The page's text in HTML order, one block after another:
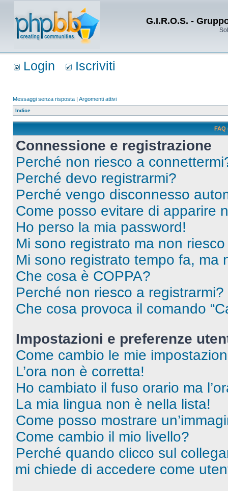
G.I.R.O.S. -
Login Iscriviti
Messaggi senza risposta | Argomenti attivi
Indice
FAQ
Connessione e registrazione
Perché non riesco a
Perché devo registrarmi?
Perché vengo disconnesso
Come posso evitare di apparire
Ho perso la mia password!
Mi sono registrato ma non
Mi sono registrato tempo fa, ma
Che cosa è COPPA?
Perché non riesco a registrarmi?
Che cosa provoca il comando
Impostazioni e preferenze
Come cambio le mie
L’ora non è corretta!
Ho cambiato il fuso orario ma
La mia lingua non è nella lista!
Come posso mostrare
Come cambio il mio livello?
Perché quando clicco sul
mi chiede di accedere come